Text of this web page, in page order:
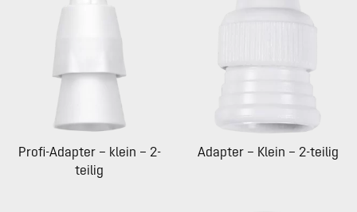
Profi-Adapter – klein – 2-
teilig
Adapter – Klein – 2-teilig